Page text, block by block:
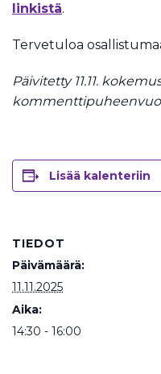
linkistä.
Tervetuloa
Päivitetty 11.11.
Lisää kalenteriin
TIEDOT
Päivämäärä:
11.11.2025
Aika:
14:30 - 16:00